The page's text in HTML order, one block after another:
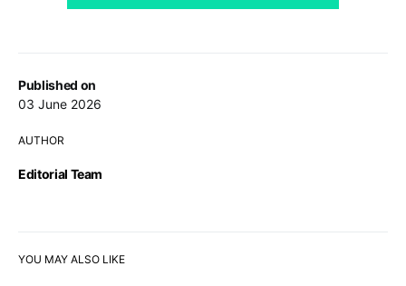
Published on
03 June 2026
AUTHOR
Editorial Team
YOU MAY ALSO LIKE